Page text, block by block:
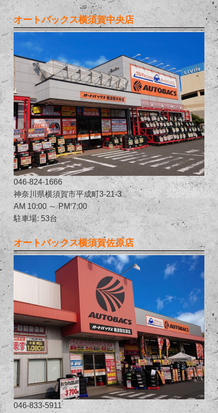
オートバックス横須賀中央店
046-824-1666
神奈川県横須賀市平成町3-21-3
AM 10:00 ～ PM 7:00
駐車場: 53台
オートバックス横須賀佐原店
046-833-5911